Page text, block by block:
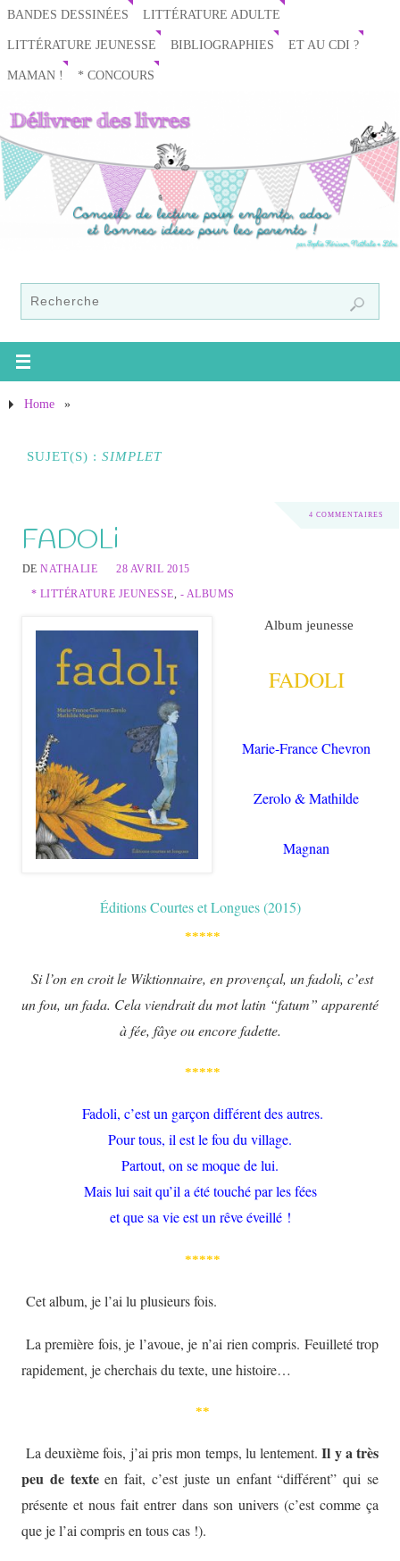
BANDES DESSINÉES LITTÉRATURE ADULTE
LITTÉRATURE JEUNESSE BIBLIOGRAPHIES ET AU CDI ?
MAMAN ! * CONCOURS
Home »
SUJET(S) : SIMPLET
4 COMMENTAIRES
FADOLi
DENATHALIE
28 AVRIL 2015
* LITTÉRATURE JEUNESSE, - ALBUMS
Album jeunesse
FADOLI
Marie-France Chevron
Zerolo & Mathilde
Magnan
Éditions Courtes et Longues (2015)
*****
Si l’on en croit le Wiktionnaire, en provençal, un fadoli, c’est
un fou, un fada. Cela viendrait du mot latin “fatum” apparenté
à fée, fâye ou encore fadette.
*****
Fadoli, c’est un garçon différent des autres.
Pour tous, il est le fou du village.
Partout, on se moque de lui.
Mais lui sait qu’il a été touché par les fées
et que sa vie est un rêve éveillé !
*****
Cet album, je l’ai lu plusieurs fois.
La première fois, je l’avoue, je n’ai rien compris. Feuilleté trop
rapidement, je cherchais du texte, une histoire…
**
La deuxième fois, j’ai pris mon temps, lu lentement.Il y a très
peu de texteen fait, c’est juste un enfant “différent” qui se
présente et nous fait entrer dans son univers (c’est comme ça
que je l’ai compris en tous cas !).